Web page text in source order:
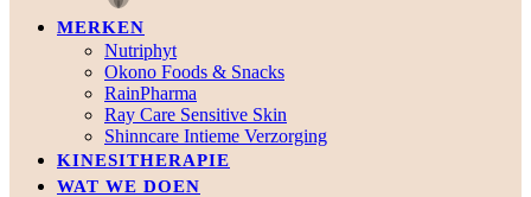
MERKEN
Nutriphyt
Okono Foods & Snacks
RainPharma
Ray Care Sensitive Skin
Shinncare Intieme Verzorging
KINESITHERAPIE
WAT WE DOEN